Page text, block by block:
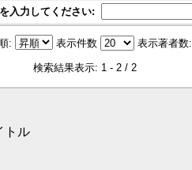
入力してください:
: 表示件数 表示著者数:
検索結果表示: 1 - 2 / 2
トル